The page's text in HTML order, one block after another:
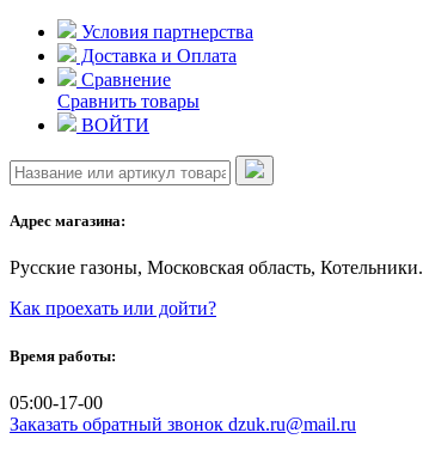
Skip
content
Условия партнерства
Доставка и Оплата
Сравнение
Сравнить товары
ВОЙТИ
Адрес магазина:
Русские газоны, Московская область, Котельники.
Как проехать или дойти?
Время работы:
05:00-17-00
Заказать обратный звонок dzuk.ru@mail.ru